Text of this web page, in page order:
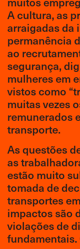
A cultura, as
arraigadas da
permanência
ao
segurança,
mulheres em
vistos como
muitas vezes
remunerados
transporte.
As questões
as
estão muito
tomada de
transportes
impactos são
violações de